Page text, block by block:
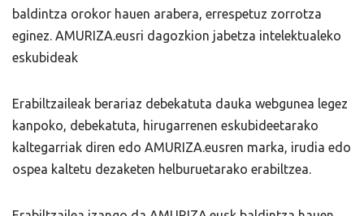
baldintza orokor hauen arabera, errespetuz zorrotza
eginez. AMURIZA.eusri dagozkion jabetza intelektualeko
eskubideak
Erabiltzaileak berariaz debekatuta dauka webgunea legez
kanpoko, debekatuta, hirugarrenen eskubideetarako
kaltegarriak diren edo AMURIZA.eusren marka, irudia edo
ospea kaltetu dezaketen helburuetarako erabiltzea.